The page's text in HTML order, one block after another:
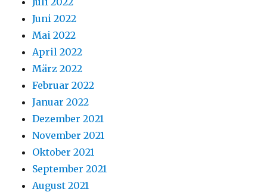
Juni 2022
Mai 2022
April 2022
März 2022
Februar 2022
Januar 2022
Dezember 2021
November 2021
Oktober 2021
September 2021
August 2021